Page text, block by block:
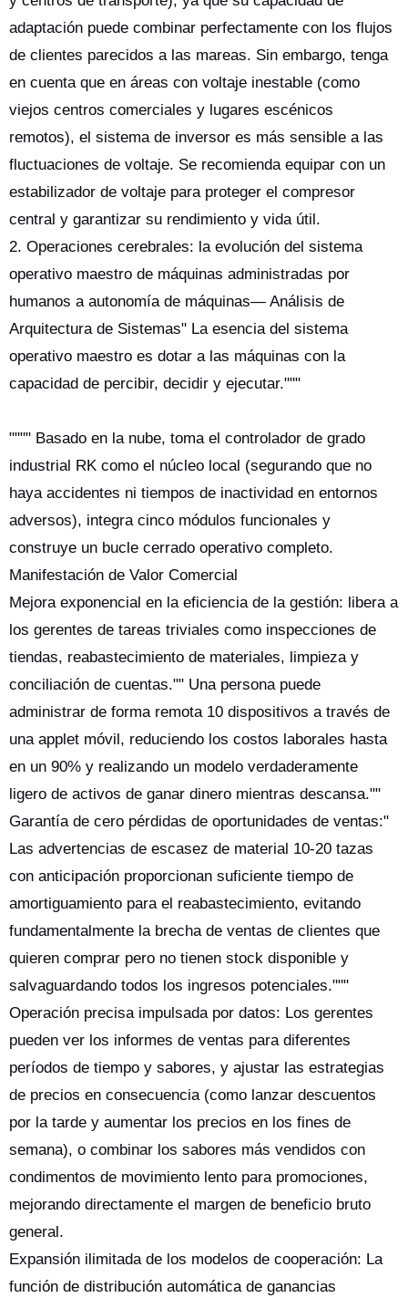
adaptación puede combinar perfectamente con los flujos
de clientes parecidos a las mareas. Sin embargo, tenga
en cuenta que en áreas con voltaje inestable (como
viejos centros comerciales y lugares escénicos
remotos), el sistema de inversor es más sensible a las
fluctuaciones de voltaje. Se recomienda equipar con un
estabilizador de voltaje para proteger el compresor
central y garantizar su rendimiento y vida útil.
2. Operaciones cerebrales: la evolución del sistema
operativo maestro de máquinas administradas por
humanos a autonomía de máquinas— Análisis de
Arquitectura de Sistemas" La esencia del sistema
operativo maestro es dotar a las máquinas con la
capacidad de percibir, decidir y ejecutar."""
"""" Basado en la nube, toma el controlador de grado
industrial RK como el núcleo local (segurando que no
haya accidentes ni tiempos de inactividad en entornos
adversos), integra cinco módulos funcionales y
construye un bucle cerrado operativo completo.
Manifestación de Valor Comercial
Mejora exponencial en la eficiencia de la gestión: libera a
los gerentes de tareas triviales como inspecciones de
tiendas, reabastecimiento de materiales, limpieza y
conciliación de cuentas."" Una persona puede
administrar de forma remota 10 dispositivos a través de
una applet móvil, reduciendo los costos laborales hasta
en un 90% y realizando un modelo verdaderamente
ligero de activos de ganar dinero mientras descansa.""
Garantía de cero pérdidas de oportunidades de ventas:"
Las advertencias de escasez de material 10-20 tazas
con anticipación proporcionan suficiente tiempo de
amortiguamiento para el reabastecimiento, evitando
fundamentalmente la brecha de ventas de clientes que
quieren comprar pero no tienen stock disponible y
salvaguardando todos los ingresos potenciales."""
Operación precisa impulsada por datos: Los gerentes
pueden ver los informes de ventas para diferentes
períodos de tiempo y sabores, y ajustar las estrategias
de precios en consecuencia (como lanzar descuentos
por la tarde y aumentar los precios en los fines de
semana), o combinar los sabores más vendidos con
condimentos de movimiento lento para promociones,
mejorando directamente el margen de beneficio bruto
general.
Expansión ilimitada de los modelos de cooperación: La
función de distribución automática de ganancias